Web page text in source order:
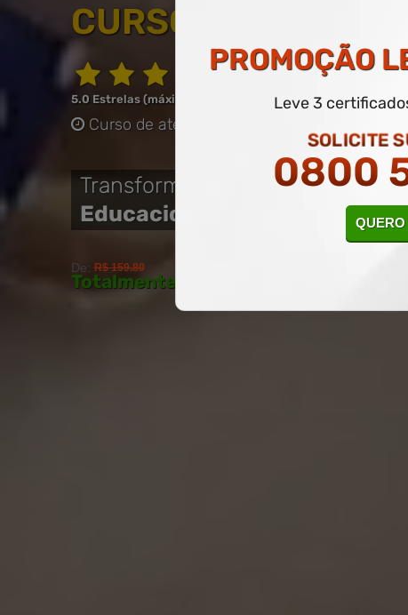
CURSO LIVRE DE
5.0 Estrelas (máximo de 5.0)
Curso de até 30 horas
Transforme sua paixão por
Educacional
. Inscreva-se hoje!
De:R$ 159.80
Totalmente Grátis
PROMOÇÃO
Leve 3
SOLICITE
0800
QUERO